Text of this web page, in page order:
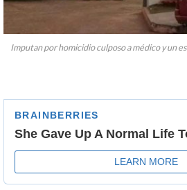
Imputan por homicidio culposo a médico y un